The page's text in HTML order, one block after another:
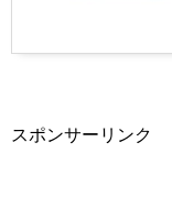
スポンサーリンク